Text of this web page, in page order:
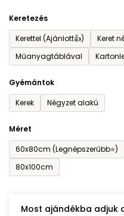
Keretezés
Kerettel (Ajánlott👍)
Keret
Műanyagtáblával
Gyémántok
Kerek
Négyzet alakú
Méret
60x80cm (Legnépszerűbb⭐)
80x100cm
Most ajándékba adjuk